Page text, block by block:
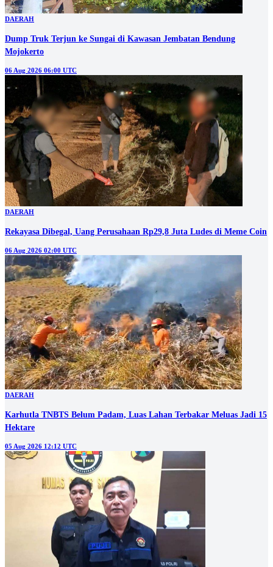
DAERAH
Dump Truk Terjun ke Sungai di Kawasan Jembatan Bendung
Mojokerto
06 Aug 2026 06:00 UTC
DAERAH
Rekayasa Dibegal, Uang Perusahaan Rp29,8 Juta Ludes di Meme Coin
06 Aug 2026 02:00 UTC
DAERAH
Karhutla TNBTS Belum Padam, Luas Lahan Terbakar Meluas Jadi 15
Hektare
05 Aug 2026 12:12 UTC